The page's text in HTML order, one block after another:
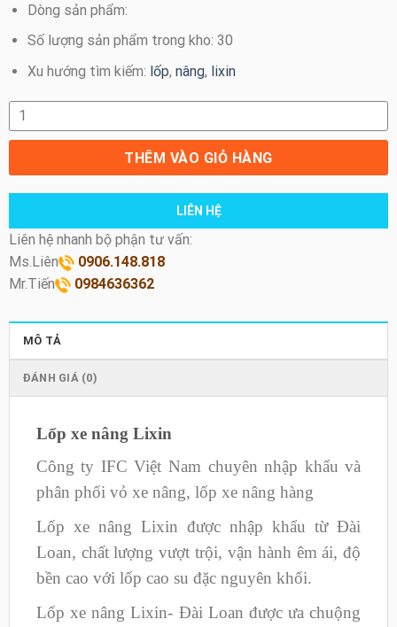
Dòng sản phẩm:
Số lượng sản phẩm trong kho: 30
Xu hướng tìm kiếm: lốp, nâng, lixin
Lốp xe nâng Lixin số lượng
THÊM VÀO GIỎ HÀNG
LIÊN HỆ
Liên hệ nhanh bộ phận tư vấn:
Ms.Liên
0906.148.818
Mr.Tiến
0984636362
MÔ TẢ
ĐÁNH GIÁ (0)
Lốp xe nâng Lixin
Công ty IFC Việt Nam chuyên nhập khẩu và
phân phối vỏ xe nâng, lốp xe nâng hàng
Lốp xe nâng Lixin được nhập khẩu từ Đài
Loan, chất lượng vượt trội, vận hành êm ái, độ
bền cao với lốp cao su đặc nguyên khối.
Lốp xe nâng Lixin- Đài Loan được ưa chuộng